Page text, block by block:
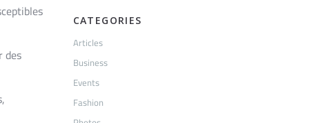
des
CATEGORIES
Articles
Business
Events
Fashion